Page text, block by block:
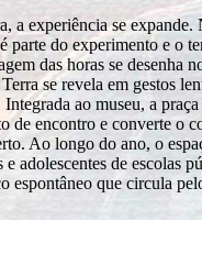
a experiência se expande.
parte do experimento e o
das horas se desenha
se revela em gestos
ao museu, a
de encontro e converte o
Ao longo do ano, o
adolescentes de escolas
espontâneo que circula